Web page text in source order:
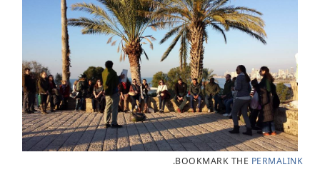
BOOKMARK THE PERMALINK
.